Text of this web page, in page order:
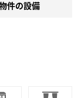
件の設備